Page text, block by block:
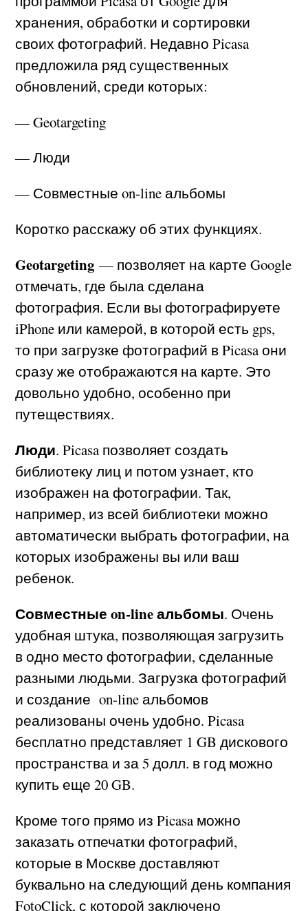
хранения, обработки и сортировки
своих фотографий. Недавно Picasa
предложила ряд существенных
обновлений, среди которых:
— Geotargeting
— Люди
— Совместные on-line альбомы
Коротко расскажу об этих функциях.
Geotargeting — позволяет на карте Google
отмечать, где была сделана
фотография. Если вы фотографируете
iPhone или камерой, в которой есть gps,
то при загрузке фотографий в Picasa они
сразу же отображаются на карте. Это
довольно удобно, особенно при
путеществиях.
Люди. Picasa позволяет создать
библиотеку лиц и потом узнает, кто
изображен на фотографии. Так,
например, из всей библиотеки можно
автоматически выбрать фотографии, на
которых изображены вы или ваш
ребенок.
Совместные on-line альбомы. Очень
удобная штука, позволяющая загрузить
в одно место фотографии, сделанные
разными людьми. Загрузка фотографий
и создание on-line альбомов
реализованы очень удобно. Picasa
бесплатно представляет 1 GB дискового
пространства и за 5 долл. в год можно
купить еще 20 GB.
Кроме того прямо из Picasa можно
заказать отпечатки фотографий,
которые в Москве доставляют
буквально на следующий день компания
FotoClick, с которой заключено